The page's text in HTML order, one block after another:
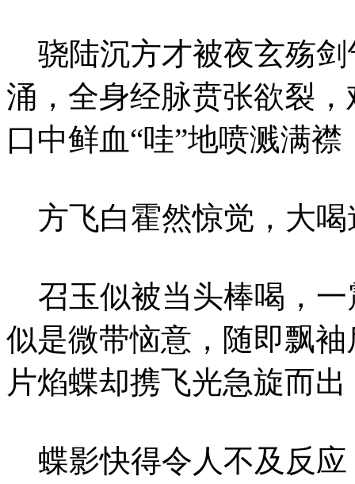
骁陆沉方才被夜玄殇剑
涌，全身经脉贲张欲裂
口中鲜血“哇”地喷溅满
方飞白霍然惊觉，大喝
召玉似被当头棒喝，一
似是微带恼意，随即飘
片焰蝶却携飞光急旋而
蝶影快得令人不及反应